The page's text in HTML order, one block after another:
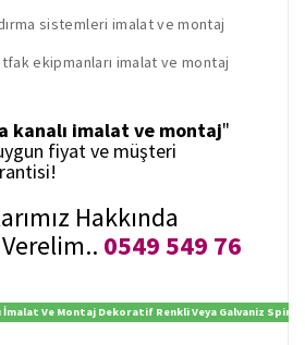
sistemleri imalat ve montaj
ekipmanları imalat ve montaj
kanalı imalat ve montaj"
fiyat ve müşteri
Hakkında
0549 549 76
İmalat Ve Montaj Dekoratif Renkli Veya Galvaniz Spiro